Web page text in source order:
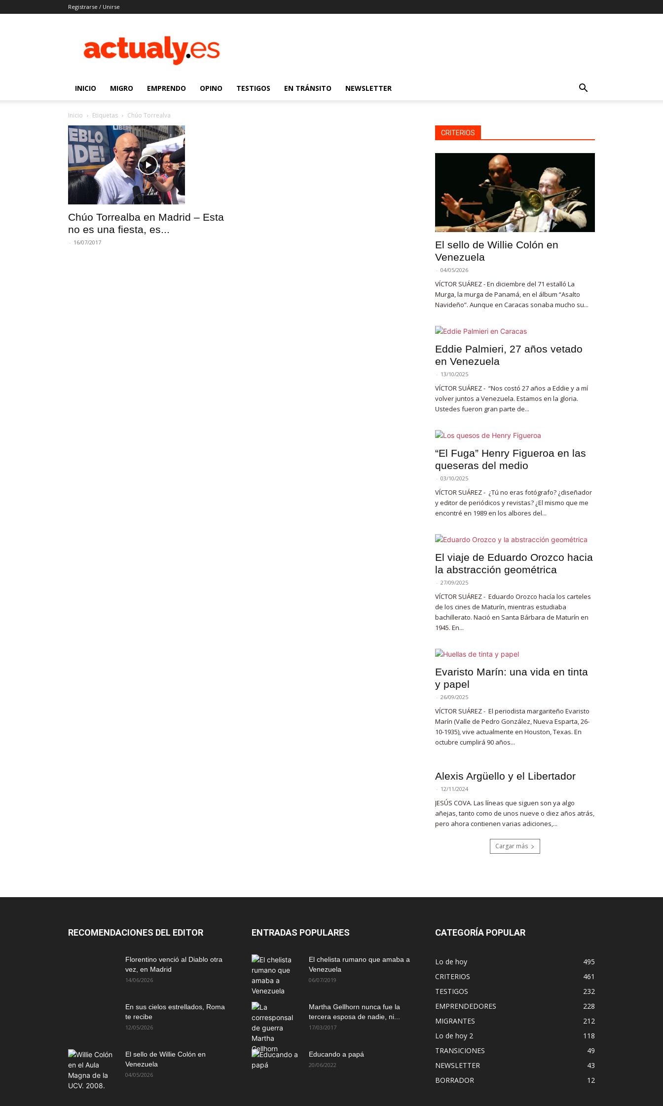
Registrarse / Unirse
|
Noticias
venezolanos
INICIO MIGRO EMPRENDO OPINO TESTIGOS EN TRÁNSITO NEWSLETTER
Inicio Etiquetas Chúo Torrealva
Chúo Torrealba en Madrid – Esta
no es una fiesta, es...
- 16/07/2017
CRITERIOS
El sello de Willie Colón en
Venezuela
- 04/05/2026
VÍCTOR SUÁREZ - En diciembre del 71 estalló La
Murga, la murga de Panamá, en el álbum “Asalto
Navideño”. Aunque en Caracas sonaba mucho su...
Eddie Palmieri, 27 años vetado
en Venezuela
- 13/10/2025
VÍCTOR SUÁREZ - “Nos costó 27 años a Eddie y a mí
volver juntos a Venezuela. Estamos en la gloria.
Ustedes fueron gran parte de...
“El Fuga” Henry Figueroa en las
queseras del medio
- 03/10/2025
VÍCTOR SUÁREZ - ¿Tú no eras fotógrafo? ¿diseñador
y editor de periódicos y revistas? ¿El mismo que me
encontré en 1989 en los albores del...
El viaje de Eduardo Orozco hacia
la abstracción geométrica
- 27/09/2025
VÍCTOR SUÁREZ - Eduardo Orozco hacía los carteles
de los cines de Maturín, mientras estudiaba
bachillerato. Nació en Santa Bárbara de Maturín en
1945. En...
Evaristo Marín: una vida en tinta
y papel
- 26/09/2025
VÍCTOR SUÁREZ - El periodista margariteño Evaristo
Marín (Valle de Pedro González, Nueva Esparta, 26-
10-1935), vive actualmente en Houston, Texas. En
octubre cumplirá 90 años...
Alexis Argüello y el Libertador
- 12/11/2024
JESÚS COVA. Las líneas que siguen son ya algo
añejas, tanto como de unos nueve o diez años atrás,
pero ahora contienen varias adiciones,...
Cargar más
RECOMENDACIONES DEL EDITOR
Florentino venció al Diablo otra
vez, en Madrid
14/06/2026
En sus cielos estrellados, Roma
te recibe
12/05/2026
El sello de Willie Colón en
Venezuela
04/05/2026
ENTRADAS POPULARES
El chelista rumano que amaba a
Venezuela
06/07/2019
Martha Gellhorn nunca fue la
tercera esposa de nadie, ni...
17/03/2017
Educando a papá
20/06/2022
CATEGORÍA POPULAR
Lo de hoy
495
CRITERIOS
461
TESTIGOS
232
EMPRENDEDORES
228
MIGRANTES
212
Lo de hoy 2
118
TRANSICIONES
49
NEWSLETTER
43
BORRADOR
12